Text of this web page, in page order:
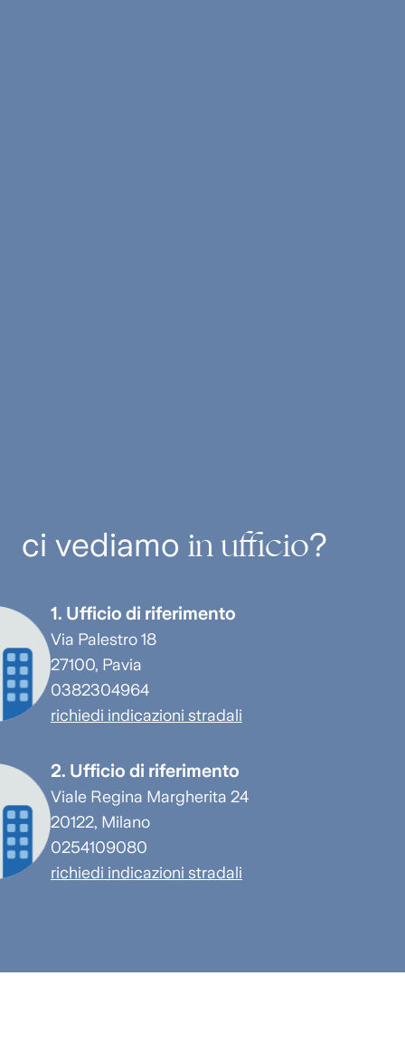
ci vediamo in ufficio?
1. Ufficio di riferimento
Via Palestro 18
27100, Pavia
0382304964
richiedi indicazioni stradali
2. Ufficio di riferimento
Viale Regina Margherita 24
20122, Milano
0254109080
richiedi indicazioni stradali